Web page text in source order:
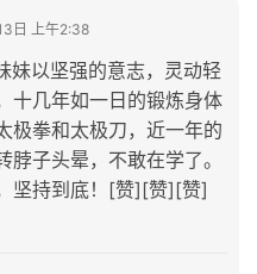
日 上午2:38
妹以坚强的意志，灵动轻
十几年如一日的锻炼身体
极拳和太极刀，近一年的
脖子头晕，不敢在学了。
坚持到底！[赞][赞][赞]